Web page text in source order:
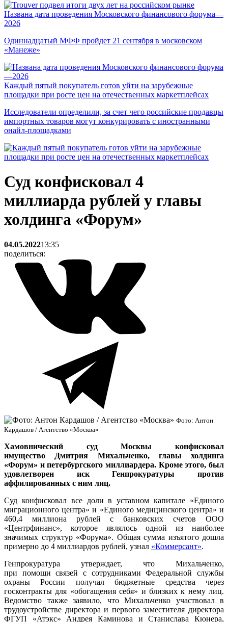
Названа дата проведения Московского финансового форума—
2026
Одиннадцатый МФФ пройдет 21 сентября в московском
«Манеже»
Каждый пятый покупатель готов уйти на зарубежные
площадки при росте цен на отечественных маркетплейсах
Исследователи определили, за счет чего российские продавцы
импортных товаров могут конкурировать с иностранными
онайл-площадками
Суд конфисковал 4
миллиарда рублей у главы
холдинга «Форум»
04.05.202213:35
поделиться:
Фото: Антон
Кардашов / Агентство «Москва»
Хамовнический суд Москвы конфисковал
имущество
Дмитрия Михальченко, главы холдинга
«Форум» и петербургского миллиардера. Кроме этого, был
удовлетворен иск Генпрокуратуры против
аффилированных с ним лиц.
Суд конфисковал все доли в уставном капитале «Единого
миграционного центра» и «Единого медицинского центра» и
460,4 миллиона рублей с банковских счетов ООО
«Центрфинанс», которое являлось одной из наиболее
значимых структур «Форума». Общая сумма изъятого дошла
примерно до 4 миллиардов рублей, узнал «Коммерсант».
Генпрокуратура утверждает, что Михальченко,
при помощи связей с сотрудниками Федеральной службы
охраны России получал бюджетные средства через
госконтракты для «обогащения себя» и близких к нему лиц.
Ведомство также заявило, что Михальченко участвовал в
трудоустройстве директора и первого заместителя директора
ФГУП «Атэкс» Андрея Каминова и Станислава Кюнера,